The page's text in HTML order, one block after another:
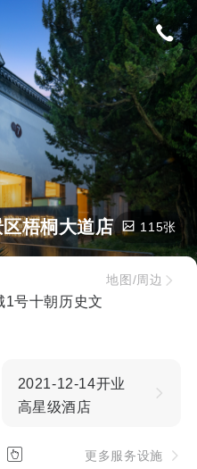
梧桐大道店 115张
1号十朝历史文
地图/周边
2021-12-14开业
高星级酒店
 更多服务设施